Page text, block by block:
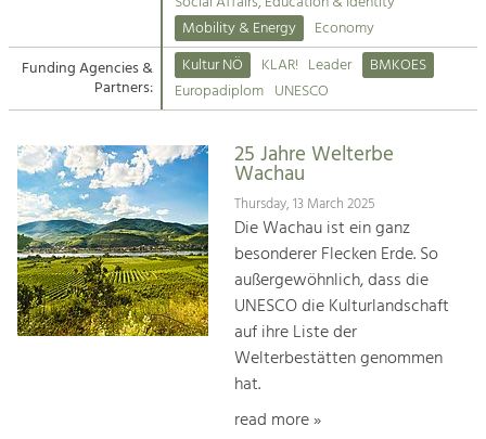
Suche
Impressum
Kontakt
Tourism
Offer Development and Positioning
Art & Culture
Crafts, Science and Research.
Social Affairs, Education
& Identity
Equality, Youth and Integration.
Climate Change, Public Transport and
Mobility & Energy
Economy
Funding Agencies &
Partners:
Kultur NÖ KLAR! Leader
BMKOES
Europadiplom UNESCO
25 Jahre Welterbe
Wachau
Thursday, 13 March 2025
Die Wachau ist ein ganz
besonderer Flecken Erde. So
außergewöhnlich, dass die
UNESCO die Kulturlandschaft
auf ihre Liste der
Welterbestätten genommen
hat.
read more »